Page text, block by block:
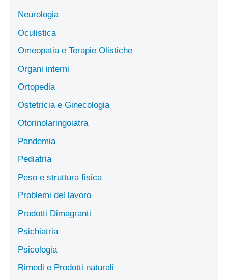
Neurologia
Oculistica
Omeopatia e Terapie Olistiche
Organi interni
Ortopedia
Ostetricia e Ginecologia
Otorinolaringoiatra
Pandemia
Pediatria
Peso e struttura fisica
Problemi del lavoro
Prodotti Dimagranti
Psichiatria
Psicologia
Rimedi e Prodotti naturali